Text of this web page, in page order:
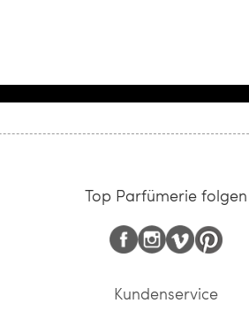
Top Parfümerie folgen
Kundenservice